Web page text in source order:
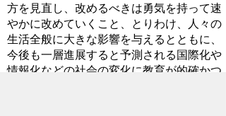
方を見直し、改めるべきは勇気を持って速
やかに改めていくこと、とりわけ、人々の
生活全般に大きな影響を与えるとともに、
今後も一層進展すると予測される国際化や
情報化などの社会の変化に教育が的確かつ